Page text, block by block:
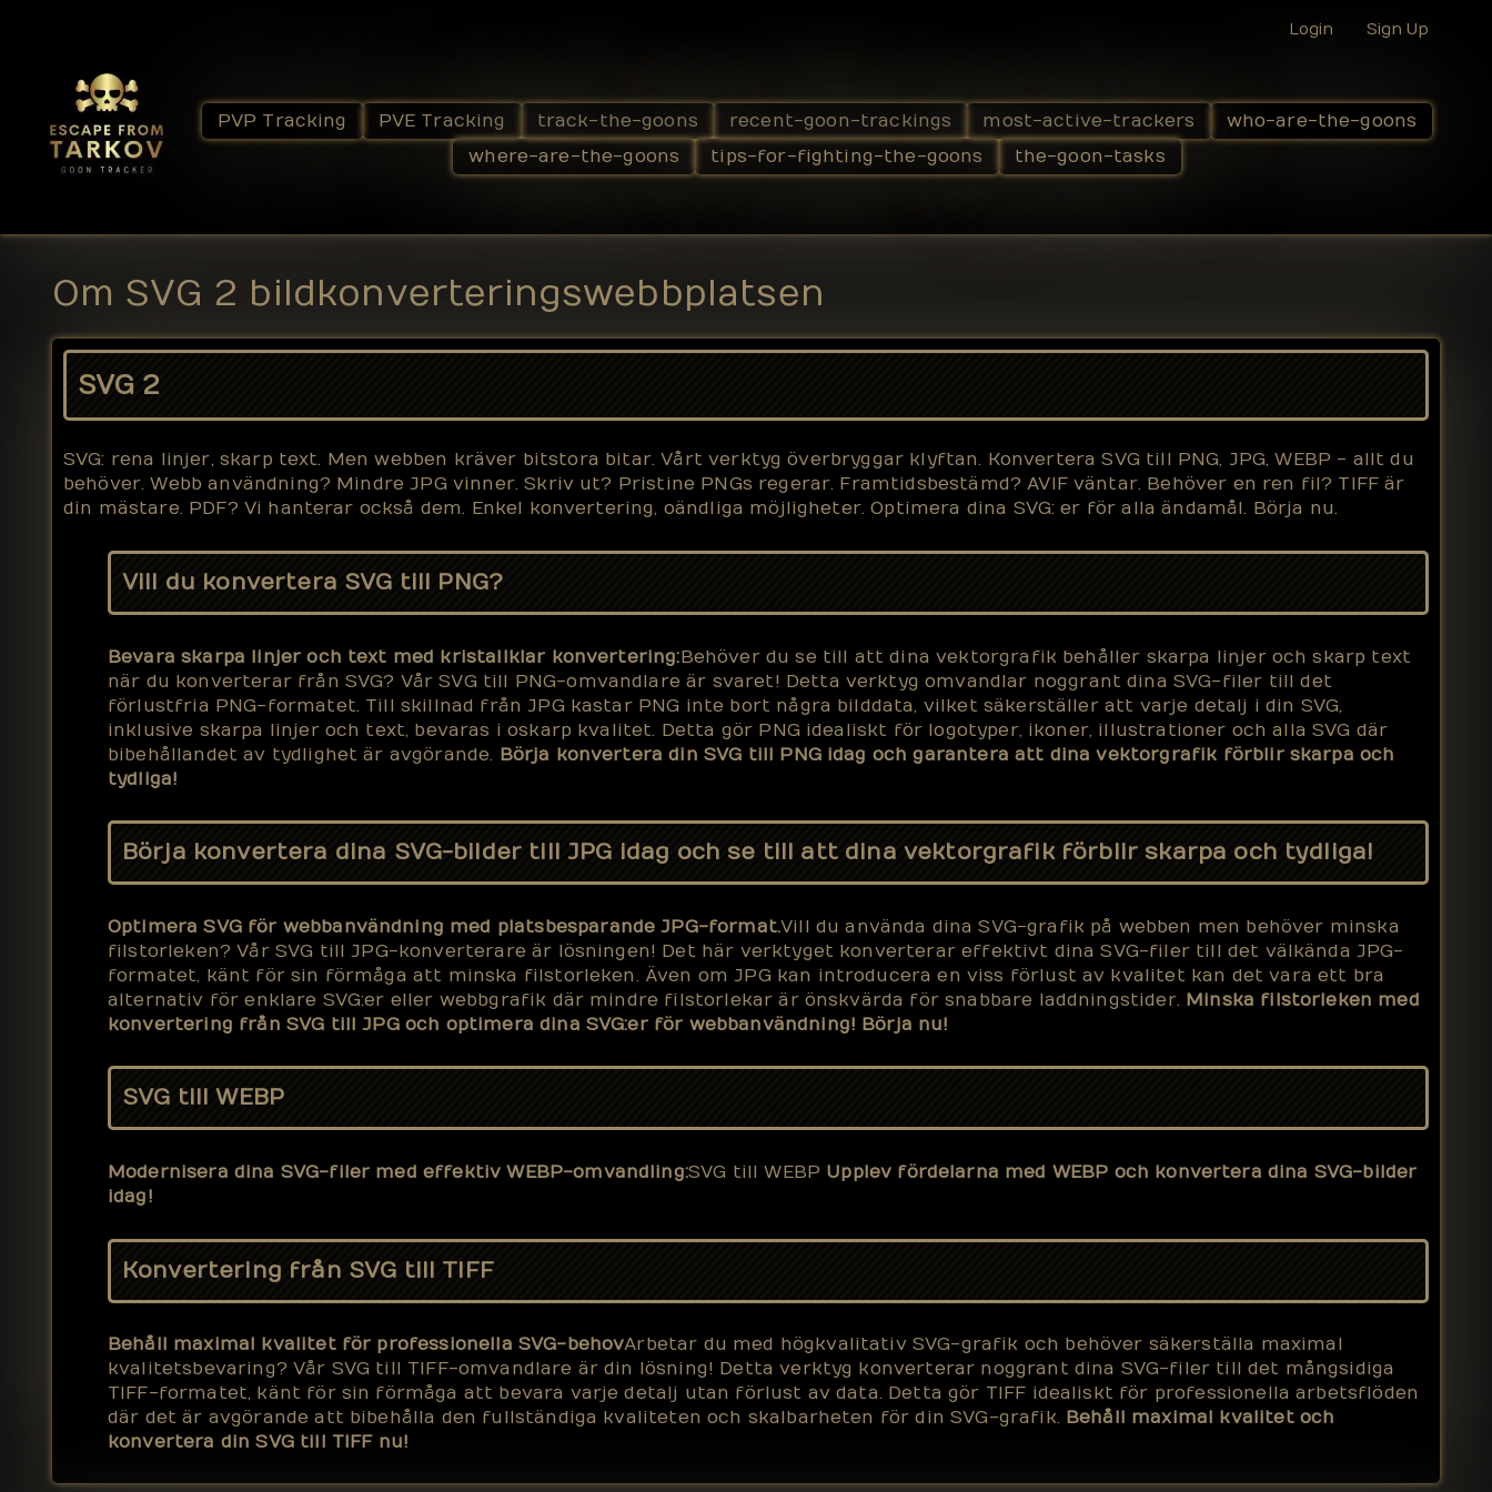
Login Sign Up
PVP Tracking PVE Tracking track-the-goons recent-goon-trackings most-active-trackers
who-are-the-goons
where-are-the-goons
tips-for-fighting-the-goons the-goon-tasks
Om SVG 2 bildkonverteringswebbplatsen
SVG 2
SVG: rena linjer, skarp text. Men webben kräver bitstora bitar. Vårt verktyg överbryggar klyftan. Konvertera SVG till PNG, JPG, WEBP - allt du
behöver. Webb användning? Mindre JPG vinner. Skriv ut? Pristine PNGs regerar. Framtidsbestämd? AVIF väntar. Behöver en ren fil? TIFF är
din mästare. PDF? Vi hanterar också dem. Enkel konvertering, oändliga möjligheter. Optimera dina SVG: er för alla ändamål. Börja nu.
Vill du konvertera SVG till PNG?
Bevara skarpa linjer och text med kristallklar konvertering:Behöver du se till att dina vektorgrafik behåller skarpa linjer och skarp text
när du konverterar från SVG? Vår SVG till PNG-omvandlare är svaret! Detta verktyg omvandlar noggrant dina SVG-filer till det
förlustfria PNG-formatet. Till skillnad från JPG kastar PNG inte bort några bilddata, vilket säkerställer att varje detalj i din SVG,
inklusive skarpa linjer och text, bevaras i oskarp kvalitet. Detta gör PNG idealiskt för logotyper, ikoner, illustrationer och alla SVG där
bibehållandet av tydlighet är avgörande. Börja konvertera din SVG till PNG idag och garantera att dina vektorgrafik förblir skarpa och
tydliga!
Börja konvertera dina SVG-bilder till JPG idag och se till att dina vektorgrafik förblir skarpa och tydliga!
Optimera SVG för webbanvändning med platsbesparande JPG-format.Vill du använda dina SVG-grafik på webben men behöver minska
filstorleken? Vår SVG till JPG-konverterare är lösningen! Det här verktyget konverterar effektivt dina SVG-filer till det välkända JPG-
formatet, känt för sin förmåga att minska filstorleken. Även om JPG kan introducera en viss förlust av kvalitet kan det vara ett bra
alternativ för enklare SVG:er eller webbgrafik där mindre filstorlekar är önskvärda för snabbare laddningstider. Minska filstorleken med
konvertering från SVG till JPG och optimera dina SVG:er för webbanvändning! Börja nu!
SVG till WEBP
Modernisera dina SVG-filer med effektiv WEBP-omvandling:SVG till WEBP Upplev fördelarna med WEBP och konvertera dina SVG-bilder
idag!
Konvertering från SVG till TIFF
Behåll maximal kvalitet för professionella SVG-behovArbetar du med högkvalitativ SVG-grafik och behöver säkerställa maximal
kvalitetsbevaring? Vår SVG till TIFF-omvandlare är din lösning! Detta verktyg konverterar noggrant dina SVG-filer till det mångsidiga
TIFF-formatet, känt för sin förmåga att bevara varje detalj utan förlust av data. Detta gör TIFF idealiskt för professionella arbetsflöden
där det är avgörande att bibehålla den fullständiga kvaliteten och skalbarheten för din SVG-grafik. Behåll maximal kvalitet och
konvertera din SVG till TIFF nu!